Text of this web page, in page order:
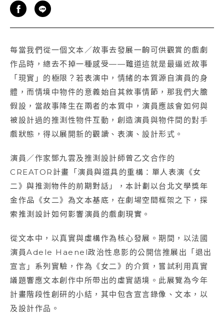
每當我們從一個文本／故事去發展一齣可供觀賞的戲劇
作品時，總去不掉一種感受——難道這就是最逼近故事
「現實」的極限？​若表演中，情緒的本質源自演員的身
體，而情境中物件的意義始自其敘事情節，那我們大膽
假設，當故事降生在兩者的本質中，演員應該會如何與
被設計過的推測性物件互動，創造演員與物件間的對手
戲狀態，得以展開新的觀讀、表演、設計形式。
演員／作家鄧九雲及推測設計師曾乙文合作的
CREATOR計畫「演員與道具的重構：單人表演《女
二》與推測物件的前期對話」，本計劃以台北文學獎年
金作品《女二》為文本基底，在劇場空間框架之下，探
索推測設計如何影響演員的戲劇現實。
​從文本中，以真實與虛構作為核心發展。期間，以法國
演員Adele Haenel政治性息影的公開信推展出「退出
宣言」系列實驗，作為《女二》的介質，嘗試利用真實
議題響應文本創作中所帶出的虛實語境。​此展覽為今年
計畫階段性創研的小結，其中包含宣言錄像、文本，以
及設計作品。​